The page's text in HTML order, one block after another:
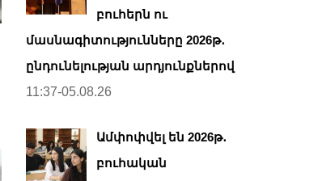
բուհերն ու
մասնագիտությունները 2026թ․
ընդունելության արդյունքներով
11:37-05.08.26
Ամփոփվել են 2026թ․
բուհական